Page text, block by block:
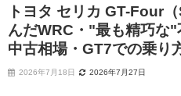
トヨタ セリカ GT-Four
んだWRC・"最も精巧な"
中古相場・GT7での乗り
2026年7月18日 2026年7月27日